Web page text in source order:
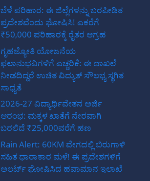
ಬೆಳೆ ಪರಿಹಾರ: ಈ ಜಿಲ್ಲೆಗಳನ್ನು ಬರಪೀಡಿತ
ಪ್ರದೇಶವೆಂದು ಘೋಷಿಸಿ! ಎಕರೆಗೆ
₹50,000 ಪರಿಹಾರಕ್ಕೆ ರೈತರ ಆಗ್ರಹ
ಗೃಹಜ್ಯೋತಿ ಯೋಜನೆಯ
ಫಲಾನುಭವಿಗಳಿಗೆ ಎಚ್ಚರಿಕೆ: ಈ ದಾಖಲೆ
ನೀಡದಿದ್ದರೆ ಉಚಿತ ವಿದ್ಯುತ್ ಸೌಲಭ್ಯ ಸ್ಥಗಿತ
ಸಾಧ್ಯತೆ
2026-27 ವಿದ್ಯಾರ್ಥಿವೇತನ ಅರ್ಜಿ
ಆರಂಭ: ಮಕ್ಕಳ ಖಾತೆಗೆ ನೇರವಾಗಿ
ಬರಲಿದೆ ₹25,000ವರೆಗೆ ಹಣ
Rain Alert: 60KM ವೇಗದಲ್ಲಿ ಬಿರುಗಾಳಿ
ಸಹಿತ ಧಾರಾಕಾರ ಮಳೆ! ಈ ಪ್ರದೇಶಗಳಿಗೆ
ಅಲರ್ಟ್ ಘೋಷಿಸಿದ ಹವಾಮಾನ ಇಲಾಖೆ